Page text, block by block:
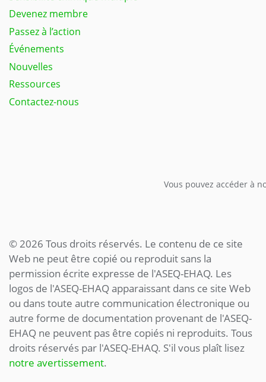
Devenez membre
Passez à l’action
Événements
Nouvelles
Ressources
Contactez-nous
Vous pouvez accéder à
© 2026 Tous droits réservés. Le contenu de ce site
Web ne peut être copié ou reproduit sans la
permission écrite expresse de l'ASEQ-EHAQ. Les
logos de l'ASEQ-EHAQ apparaissant dans ce site Web
ou dans toute autre communication électronique ou
autre forme de documentation provenant de l'ASEQ-
EHAQ ne peuvent pas être copiés ni reproduits. Tous
droits réservés par l'ASEQ-EHAQ. S'il vous plaît lisez
notre avertissement.